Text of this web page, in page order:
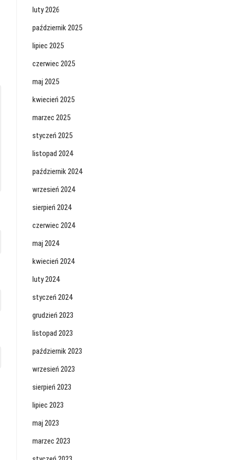
luty 2026
październik 2025
lipiec 2025
czerwiec 2025
maj 2025
kwiecień 2025
marzec 2025
styczeń 2025
listopad 2024
październik 2024
wrzesień 2024
sierpień 2024
czerwiec 2024
maj 2024
kwiecień 2024
luty 2024
styczeń 2024
grudzień 2023
listopad 2023
październik 2023
wrzesień 2023
sierpień 2023
lipiec 2023
maj 2023
marzec 2023